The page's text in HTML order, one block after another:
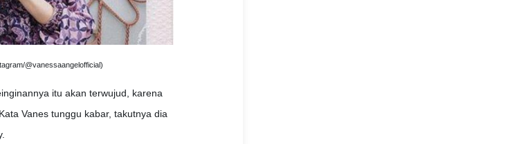
@vanessaangelofficial)
itu akan terwujud, karena
Vanes tunggu kabar, takutnya dia